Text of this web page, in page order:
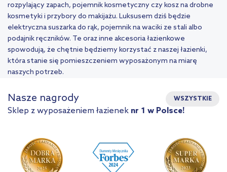
rozpylający zapach, pojemnik kosmetyczny czy kosz na drobne
kosmetyki i przybory do makijażu. Luksusem dziś będzie
elektryczna suszarka do rąk, pojemnik na waciki ze stali albo
podajnik ręczników. Te oraz inne akcesoria łazienkowe
spowodują, że chętnie będziemy korzystać z naszej łazienki,
która stanie się pomieszczeniem wyposażonym na miarę
naszych potrzeb.
Nasze nagrody WSZYSTKIE
Sklep z wyposażeniem łazienek nr 1 w Polsce!